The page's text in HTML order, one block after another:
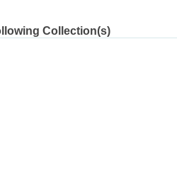
Collection(s)